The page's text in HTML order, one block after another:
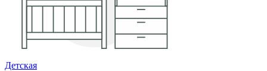
Детская